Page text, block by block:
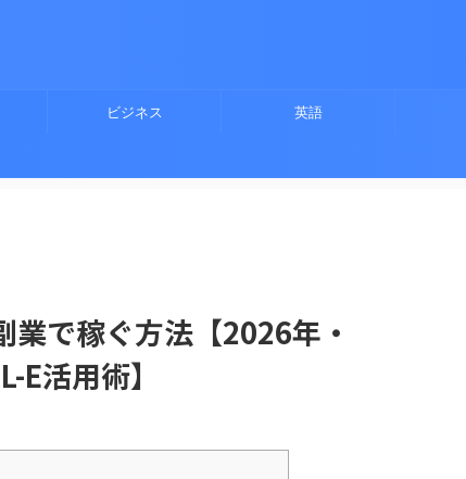
ビジネス 英語
業で稼ぐ方法【2026年・
活用術】